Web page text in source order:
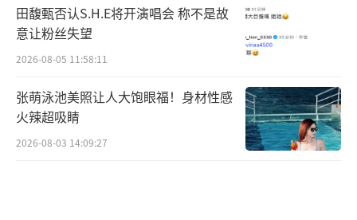
田馥甄否认S.H.E将开演唱会 称不是故
意让粉丝失望
2026-08-05 11:58:11
张萌泳池美照让人大饱眼福！身材性感
火辣超吸睛
2026-08-03 14:09:27